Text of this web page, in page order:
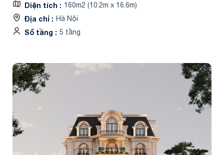
Diện tích 160m2 (10.2m x 16.6m)
Địa chỉ Hà Nội
Số tầng 5 tầng